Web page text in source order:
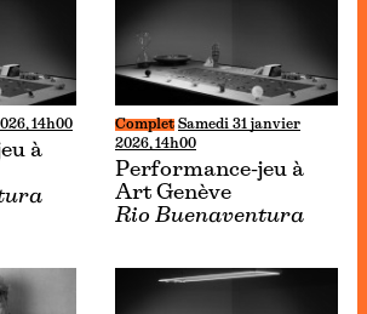
14h00
à
Complet Samedi 31 janvier
2026, 14h00
Performance-jeu à
Art Genève
Rio Buenaventura